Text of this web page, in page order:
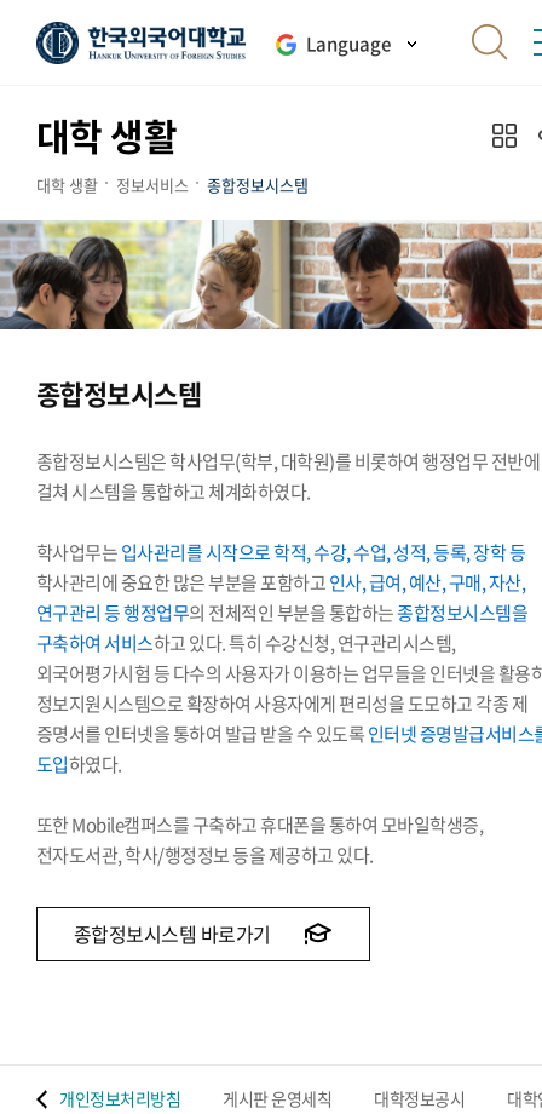
Language
대학 생활
대학 생활 정보서비스 종합정보시스템
종합정보시스템
종합정보시스템은 학사업무(학부, 대학원)를 비롯하여 행정업무 전반에
걸쳐 시스템을 통합하고 체계화하였다.
학사업무는입사관리를 시작으로 학적, 수강, 수업, 성적, 등록, 장학 등
학사관리에 중요한 많은 부분을 포함하고인사, 급여, 예산, 구매, 자산,
연구관리 등 행정업무의 전체적인 부분을 통합하는종합정보시스템을
구축하여 서비스하고 있다. 특히 수강신청, 연구관리시스템,
외국어평가시험 등 다수의 사용자가 이용하는 업무들을 인터넷을 활용
정보지원시스템으로 확장하여 사용자에게 편리성을 도모하고 각종 제
증명서를 인터넷을 통하여 발급 받을 수 있도록인터넷 증명발급서비스
도입하였다.
또한 Mobile캠퍼스를 구축하고 휴대폰을 통하여 모바일학생증,
전자도서관, 학사/행정정보 등을 제공하고 있다.
종합정보시스템 바로가기
개인정보처리방침 게시판 운영세칙 대학정보공시 대